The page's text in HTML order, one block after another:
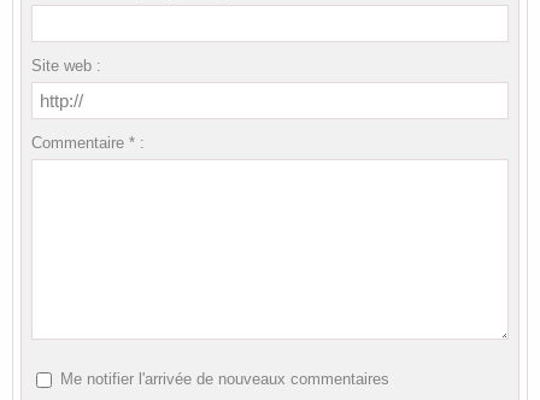
Site web :
Commentaire * :
Me notifier l'arrivée de nouveaux commentaires